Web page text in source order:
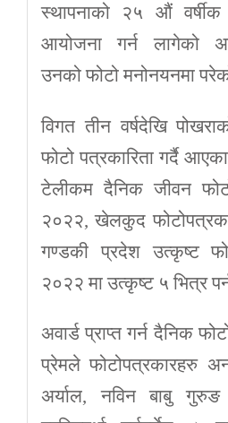
स्थापनाको २५ औं
आयोजना गर्न लागेको
उनको फोटो मनोनयनमा
विगत तीन वर्षदेखि
फोटो पत्रकारिता गर्दै
टेलीकम दैनिक जीवन
२०२२, खेलकुद
गण्डकी प्रदेश उत्कृष्ट
२०२२ मा उत्कृष्ट ५ भित्र
अवार्ड प्राप्त गर्न दैनिक
प्रेमले फोटोपत्रकारहरु
अर्याल, नविन बाबु